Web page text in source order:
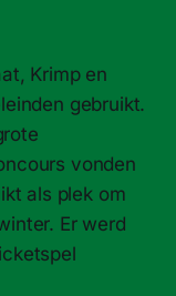
Krimp en
gebruikt.
vonden
als plek om
Er werd